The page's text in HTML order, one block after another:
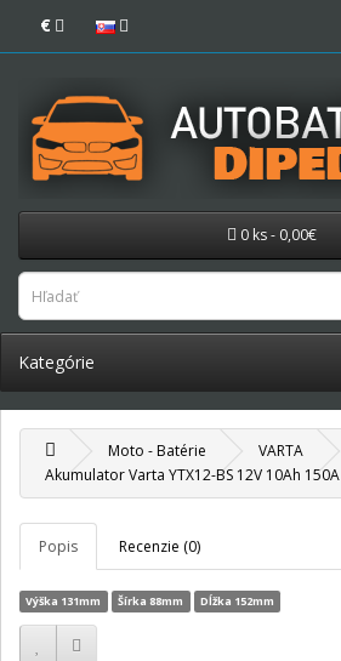
€
0 ks - 0,00€
Kategórie
Moto - Batérie
VARTA
Akumulator Varta YTX12-BS 12V 10Ah 150A
Popis Recenzie (0)
Výška 131mm Šírka 88mm Dĺžka 152mm